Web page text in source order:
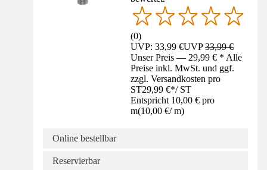
(0)
UVP: 33,99 €UVP33,99 €
Unser Preis — 29,99 € * Alle
Preise inkl. MwSt. und ggf.
zzgl. Versandkosten pro
ST29,99 €*/ ST
Entspricht 10,00 € pro
m(10,00 €/ m)
Online bestellbar
Reservierbar